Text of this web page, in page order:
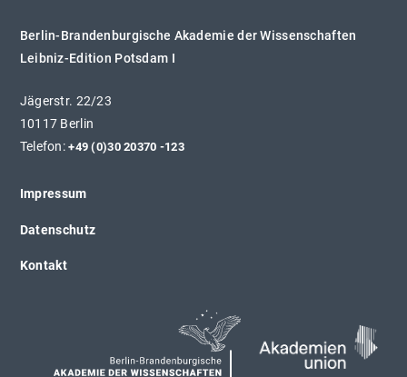
Berlin-Brandenburgische Akademie der Wissenschaften
Leibniz-Edition Potsdam I
Jägerstr. 22/23
10117 Berlin
Telefon:+49 (0)30 20370 -123
Impressum
Datenschutz
Kontakt